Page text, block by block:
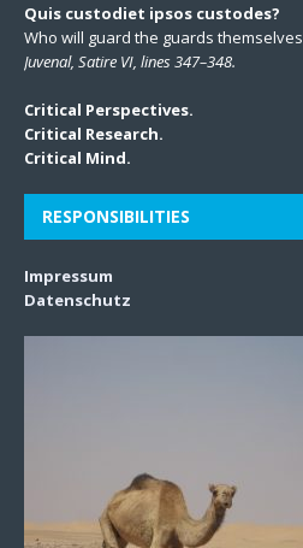
Quis custodiet ipsos custodes?
Who will guard the guards
Juvenal, Satire VI, lines 347–348.
Critical Perspectives.
Critical Research.
Critical Mind.
RESPONSIBILITIES
Impressum
Datenschutz